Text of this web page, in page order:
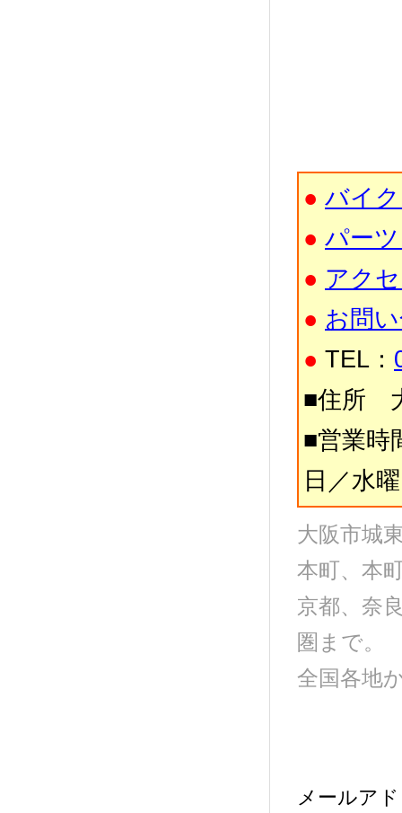
● バイ
● パー
● アク
● お問
● TEL：
■住所
■営業時
日／水
大阪市城
本町、本
京都、奈
圏まで。
全国各地
メールア